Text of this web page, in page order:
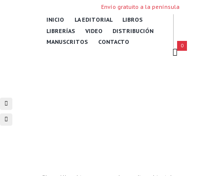
Envío gratuito a la península
INICIO
LA EDITORIAL
LIBROS
LIBRERÍAS
VIDEO
DISTRIBUCIÓN
MANUSCRITOS
CONTACTO
0